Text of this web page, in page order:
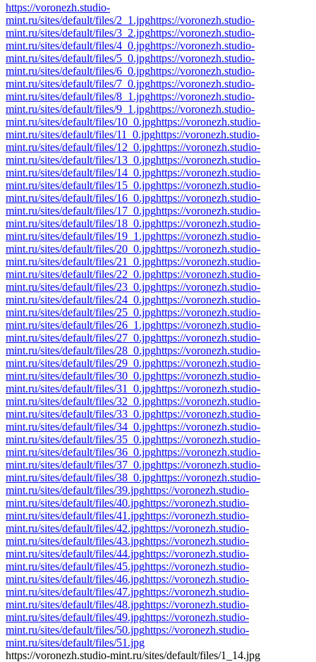
https://voronezh.studio-
mint.ru/sites/default/files/2_1.jpghttps://voronezh.studio-
mint.ru/sites/default/files/3_2.jpghttps://voronezh.studio-
mint.ru/sites/default/files/4_0.jpghttps://voronezh.studio-
mint.ru/sites/default/files/5_0.jpghttps://voronezh.studio-
mint.ru/sites/default/files/6_0.jpghttps://voronezh.studio-
mint.ru/sites/default/files/7_0.jpghttps://voronezh.studio-
mint.ru/sites/default/files/8_1.jpghttps://voronezh.studio-
mint.ru/sites/default/files/9_1.jpghttps://voronezh.studio-
mint.ru/sites/default/files/10_0.jpghttps://voronezh.studio-
mint.ru/sites/default/files/11_0.jpghttps://voronezh.studio-
mint.ru/sites/default/files/12_0.jpghttps://voronezh.studio-
mint.ru/sites/default/files/13_0.jpghttps://voronezh.studio-
mint.ru/sites/default/files/14_0.jpghttps://voronezh.studio-
mint.ru/sites/default/files/15_0.jpghttps://voronezh.studio-
mint.ru/sites/default/files/16_0.jpghttps://voronezh.studio-
mint.ru/sites/default/files/17_0.jpghttps://voronezh.studio-
mint.ru/sites/default/files/18_0.jpghttps://voronezh.studio-
mint.ru/sites/default/files/19_1.jpghttps://voronezh.studio-
mint.ru/sites/default/files/20_0.jpghttps://voronezh.studio-
mint.ru/sites/default/files/21_0.jpghttps://voronezh.studio-
mint.ru/sites/default/files/22_0.jpghttps://voronezh.studio-
mint.ru/sites/default/files/23_0.jpghttps://voronezh.studio-
mint.ru/sites/default/files/24_0.jpghttps://voronezh.studio-
mint.ru/sites/default/files/25_0.jpghttps://voronezh.studio-
mint.ru/sites/default/files/26_1.jpghttps://voronezh.studio-
mint.ru/sites/default/files/27_0.jpghttps://voronezh.studio-
mint.ru/sites/default/files/28_0.jpghttps://voronezh.studio-
mint.ru/sites/default/files/29_0.jpghttps://voronezh.studio-
mint.ru/sites/default/files/30_0.jpghttps://voronezh.studio-
mint.ru/sites/default/files/31_0.jpghttps://voronezh.studio-
mint.ru/sites/default/files/32_0.jpghttps://voronezh.studio-
mint.ru/sites/default/files/33_0.jpghttps://voronezh.studio-
mint.ru/sites/default/files/34_0.jpghttps://voronezh.studio-
mint.ru/sites/default/files/35_0.jpghttps://voronezh.studio-
mint.ru/sites/default/files/36_0.jpghttps://voronezh.studio-
mint.ru/sites/default/files/37_0.jpghttps://voronezh.studio-
mint.ru/sites/default/files/38_0.jpghttps://voronezh.studio-
mint.ru/sites/default/files/39.jpghttps://voronezh.studio-
mint.ru/sites/default/files/40.jpghttps://voronezh.studio-
mint.ru/sites/default/files/41.jpghttps://voronezh.studio-
mint.ru/sites/default/files/42.jpghttps://voronezh.studio-
mint.ru/sites/default/files/43.jpghttps://voronezh.studio-
mint.ru/sites/default/files/44.jpghttps://voronezh.studio-
mint.ru/sites/default/files/45.jpghttps://voronezh.studio-
mint.ru/sites/default/files/46.jpghttps://voronezh.studio-
mint.ru/sites/default/files/47.jpghttps://voronezh.studio-
mint.ru/sites/default/files/48.jpghttps://voronezh.studio-
mint.ru/sites/default/files/49.jpghttps://voronezh.studio-
mint.ru/sites/default/files/50.jpghttps://voronezh.studio-
mint.ru/sites/default/files/51.jpg
https://voronezh.studio-mint.ru/sites/default/files/1_14.jpg